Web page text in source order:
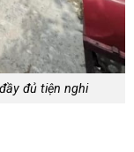
đủ tiện nghi